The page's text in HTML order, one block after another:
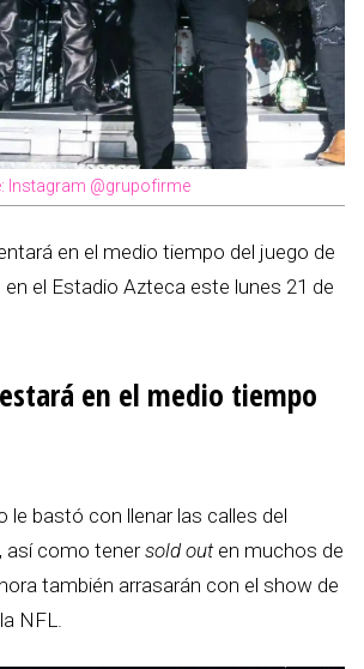
Instagram @grupofirme
en el medio tiempo del juego de
el Estadio Azteca este lunes 21 de
en el medio tiempo
le bastó con llenar las calles del
así como tenersold outen muchos de
también arrasarán con el show de
NFL.